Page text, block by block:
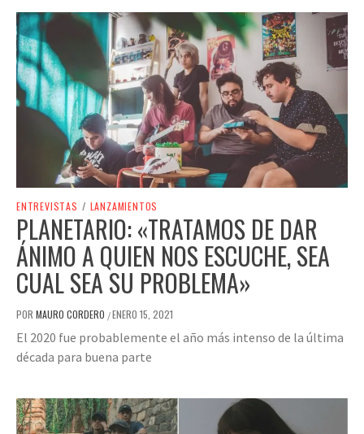
ENTREVISTAS / LANZAMIENTOS
PLANETARIO: «TRATAMOS DE DAR
ÁNIMO A QUIEN NOS ESCUCHE, SEA
CUAL SEA SU PROBLEMA»
POR MAURO CORDERO /ENERO 15, 2021
El 2020 fue probablemente el año más intenso de la última
década para buena parte